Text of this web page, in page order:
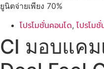
ยูนิตจ่ายเพียง 70%
โปรโมชั่นคอนโด, โปรโม
CI มอบแค